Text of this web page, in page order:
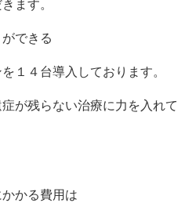
ます。
できる
１４台導入しております。
が残らない治療に力を入れて
かる費用は